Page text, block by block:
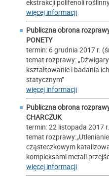
ekstrakcji polifenoli
więcej informacji
Publiczna obrona
PONETY
termin: 6 grudnia 2017 r.
temat rozprawy:
kształtowanie i badania
statycznym”
więcej informacji
Publiczna obrona
CHARCZUK
termin: 22 listopada 2017
temat
cząsteczkowym
kompleksami metali
więcej informacji